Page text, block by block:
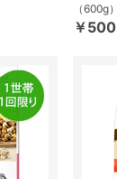
（600g）
￥500